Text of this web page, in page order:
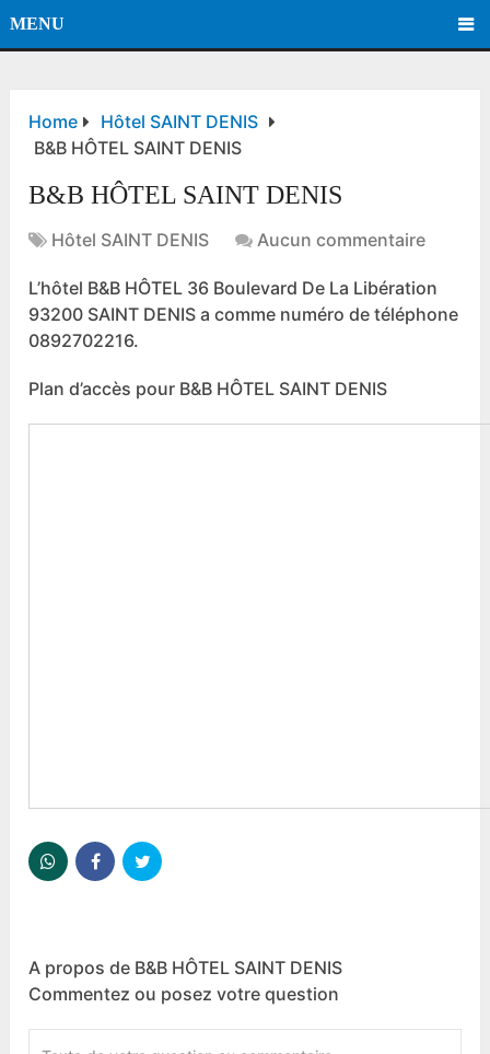
MENU
Home
Hôtel SAINT DENIS
B&B HÔTEL SAINT DENIS
B&B HÔTEL SAINT DENIS
Hôtel SAINT DENIS Aucun commentaire
L’hôtel B&B HÔTEL 36 Boulevard De La Libération
93200 SAINT DENIS a comme numéro de téléphone
0892702216.
Plan d’accès pour B&B HÔTEL SAINT DENIS
A propos de B&B HÔTEL SAINT DENIS
Commentez ou posez votre question